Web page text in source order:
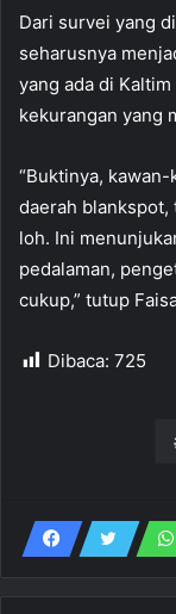
Dari survei yang
seharusnya
yang ada di
kekurangan yang
“Buktinya,
daerah blankspot,
loh. Ini
pedalaman,
cukup,” tutup
Dibaca: 725